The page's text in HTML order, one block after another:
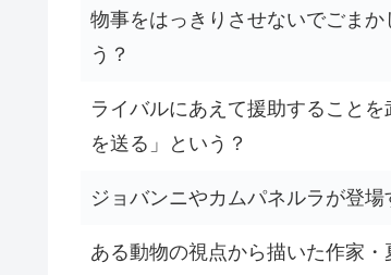
物事をはっきりさせないでごま
う？
ライバルにあえて援助すること
を送る」という？
ジョバンニやカムパネルラが登
ある動物の視点から描いた作家